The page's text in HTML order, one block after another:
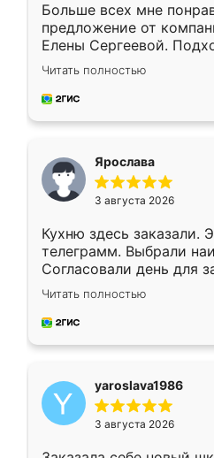
Больше всех мне
предложение от
Елены Сергеевой.
короткие сроки
для замера сотрудник
предложил по моему
Читать полностью
Ярослава
3 августа 2026
Кухню здесь заказали.
телеграмм. Выбрали
Согласовали день для
недели кухня была уже
довольны работой.
мебель за качественную
Читать полностью
yaroslava1986
3 августа 2026